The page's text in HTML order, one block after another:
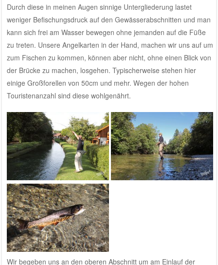
Durch diese in meinen Augen sinnige Untergliederung lastet
weniger Befischungsdruck auf den Gewässerabschnitten und man
kann sich frei am Wasser bewegen ohne jemanden auf die Füße
zu treten. Unsere Angelkarten in der Hand, machen wir uns auf um
zum Fischen zu kommen, können aber nicht, ohne einen Blick von
der Brücke zu machen, losgehen. Typischerweise stehen hier
einige Großforellen von 50cm und mehr. Wegen der hohen
Touristenanzahl sind diese wohlgenährt.
Wir begeben uns an den oberen Abschnitt um am Einlauf der